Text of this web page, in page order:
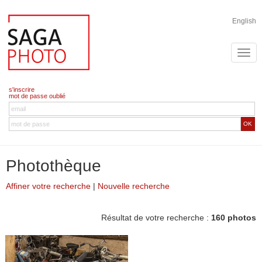
English
s'inscrire
mot de passe oublié
OK
Photothèque
Affiner votre recherche | Nouvelle recherche
Résultat de votre recherche : 160 photos